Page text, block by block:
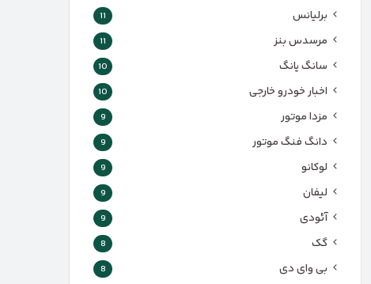
برلیانس 11
مرسدس بنز 11
سانگ یانگ 10
اخبار خودرو خارجی 10
مزدا موتور 9
دانگ فنگ موتور 9
لوکانو 9
لیفان 9
آئودی 9
گک 8
بی وای دی 8